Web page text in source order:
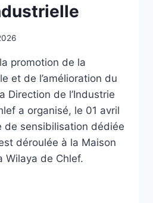
promotion de la
et de l’amélioration du
Direction de l’Industrie
a organisé, le 01 avril
de sensibilisation dédiée
déroulée à la Maison
Wilaya de Chlef.